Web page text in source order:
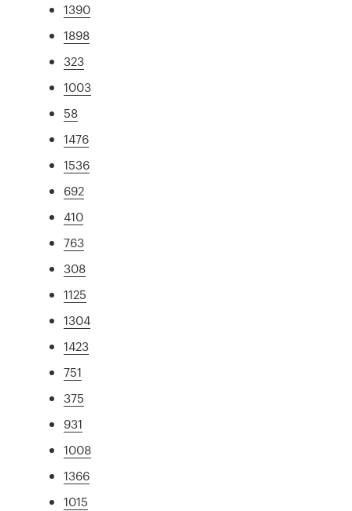
1390
1898
323
1003
58
1476
1536
692
410
763
308
1125
1304
1423
751
375
931
1008
1366
1015